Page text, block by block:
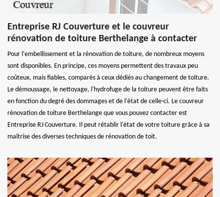
Entreprise RJ Couverture et le couvreur
rénovation de toiture Berthelange à contacter
Pour l'embellissement et la rénovation de toiture, de nombreux moyens
sont disponibles. En principe, ces moyens permettent des travaux peu
coûteux, mais fiables, comparés à ceux dédiés au changement de toiture.
Le démoussage, le nettoyage, l'hydrofuge de la toiture peuvent être faits
en fonction du degré des dommages et de l'état de celle-ci. Le couvreur
rénovation de toiture Berthelange que vous pouvez contacter est
Entreprise RJ Couverture. Il peut rétablir l'état de votre toiture grâce à sa
maîtrise des diverses techniques de rénovation de toit.